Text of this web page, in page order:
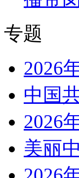
专题
2026
中国
2026
美丽